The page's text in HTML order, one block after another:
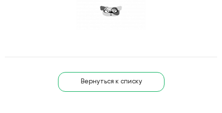
Вернуться к списку